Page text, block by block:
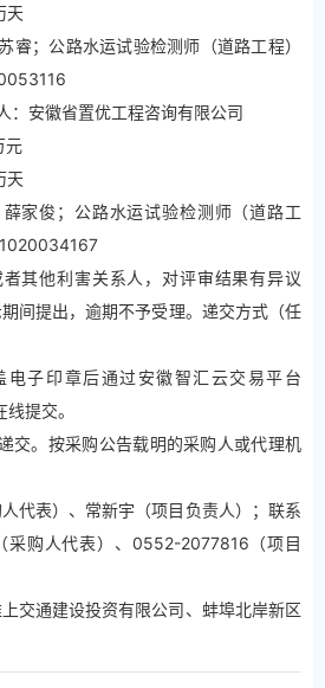
天
睿；公路水运试验检测师（道路工程）
：安徽省置优工程咨询有限公司
元
天
薛家俊；公路水运试验检测师（道路工
其他利害关系人，对评审结果有异议
间提出，逾期不予受理。递交方式（任
电子印章后通过安徽智汇云交易平台
提交。
交。按采购公告载明的采购人或代理机
代表）、常新宇（项目负责人）；联系
购人代表）、0552-2077816（项目
交通建设投资有限公司、蚌埠北岸新区